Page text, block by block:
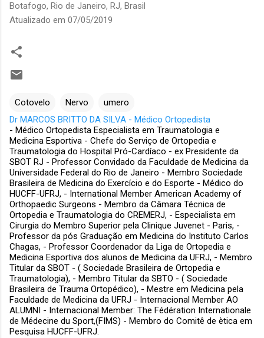
Botafogo, Rio de Janeiro, RJ, Brasil
Atualizado em 07/05/2019
Cotovelo Nervo
umero
Dr MARCOS BRITTO DA SILVA - Médico Ortopedista
- Médico Ortopedista Especialista em Traumatologia e
Medicina Esportiva - Chefe do Serviço de Ortopedia e
Traumatologia do Hospital Pró-Cardíaco - ex Presidente da
SBOT RJ - Professor Convidado da Faculdade de Medicina da
Universidade Federal do Rio de Janeiro - Membro Sociedade
Brasileira de Medicina do Exercício e do Esporte - Médico do
HUCFF-UFRJ, - International Member American Academy of
Orthopaedic Surgeons - Membro da Câmara Técnica de
Ortopedia e Traumatologia do CREMERJ, - Especialista em
Cirurgia do Membro Superior pela Clinique Juvenet - Paris, -
Professor da pós Graduação em Medicina do Instituto Carlos
Chagas, - Professor Coordenador da Liga de Ortopedia e
Medicina Esportiva dos alunos de Medicina da UFRJ, - Membro
Titular da SBOT - ( Sociedade Brasileira de Ortopedia e
Traumatologia), - Membro Titular da SBTO - ( Sociedade
Brasileira de Trauma Ortopédico), - Mestre em Medicina pela
Faculdade de Medicina da UFRJ - Internacional Member AO
ALUMNI - Internacional Member: The Fédération Internationale
de Médecine du Sport,(FIMS) - Membro do Comitê de ètica em
Pesquisa HUCFF-UFRJ.